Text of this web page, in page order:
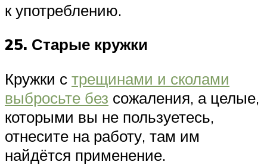
к употреблению.
25. Старые кружки
Кружки с трещинами и сколами
выбросьте без сожаления, а целые,
которыми вы не пользуетесь,
отнесите на работу, там им
найдётся применение.